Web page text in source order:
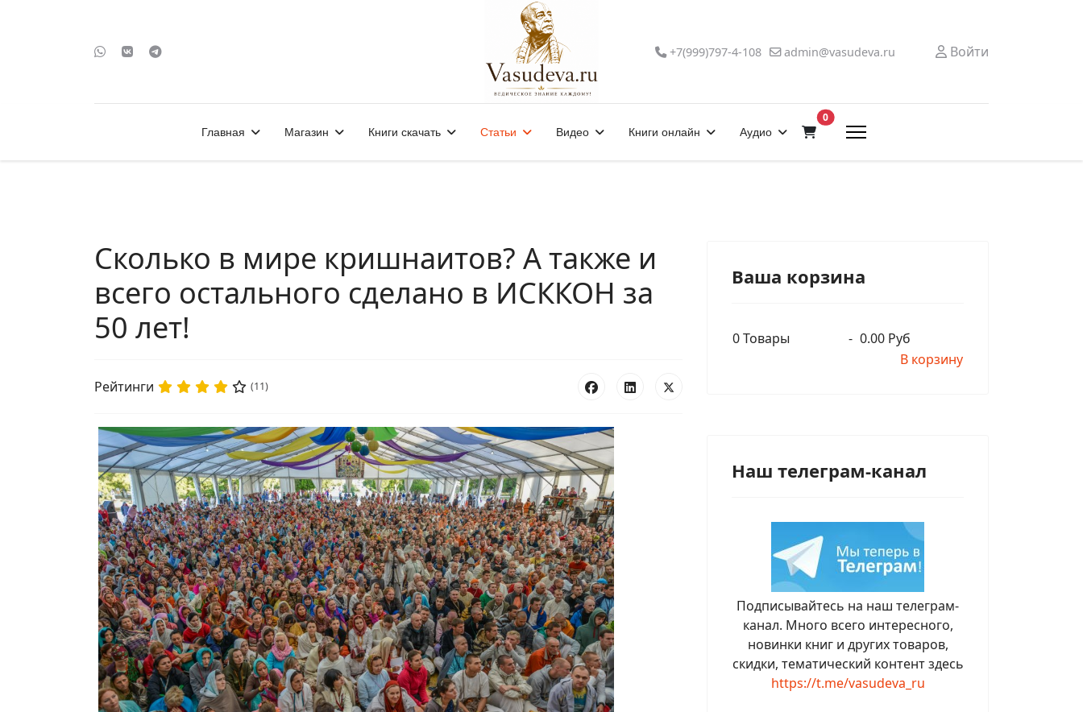
+7(999)797-4-108 admin@vasudeva.ru Войти
Главная Магазин Книги скачать Статьи Видео Книги онлайн Аудио
0В корзину
Сколько в мире кришнаитов? А также и
всего остального сделано в ИСККОН за
50 лет!
Рейтинги (11)
Ваша корзина
0Товары - 0.00 Руб
В корзину
Наш телеграм-канал
Подписывайтесь на наш телеграм-
канал. Много всего интересного,
новинки книг и других товаров,
скидки, тематический контент здесь
https://t.me/vasudeva_ru